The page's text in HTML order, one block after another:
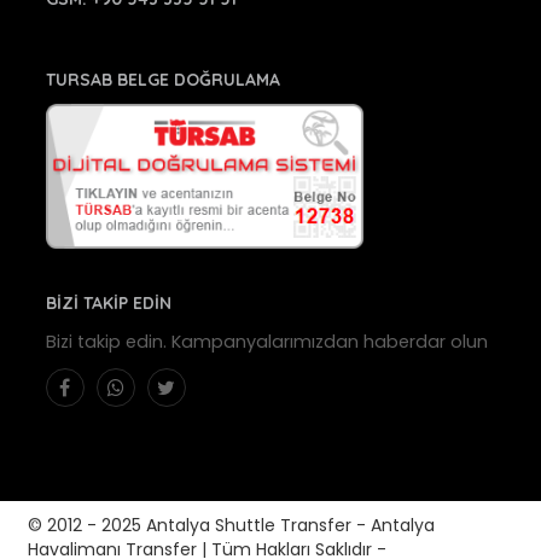
TURSAB BELGE DOĞRULAMA
BİZİ TAKİP EDİN
Bizi takip edin. Kampanyalarımızdan haberdar olun
© 2012 - 2025 Antalya Shuttle Transfer - Antalya
Havalimanı Transfer | Tüm Hakları Saklıdır -